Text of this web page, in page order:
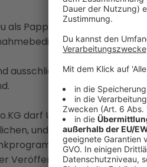
als Papp-Aufsteller im
Personen, die
darf User-Name und
und zwar insbesondere
(terrestrische
Veröffentlichung seiner